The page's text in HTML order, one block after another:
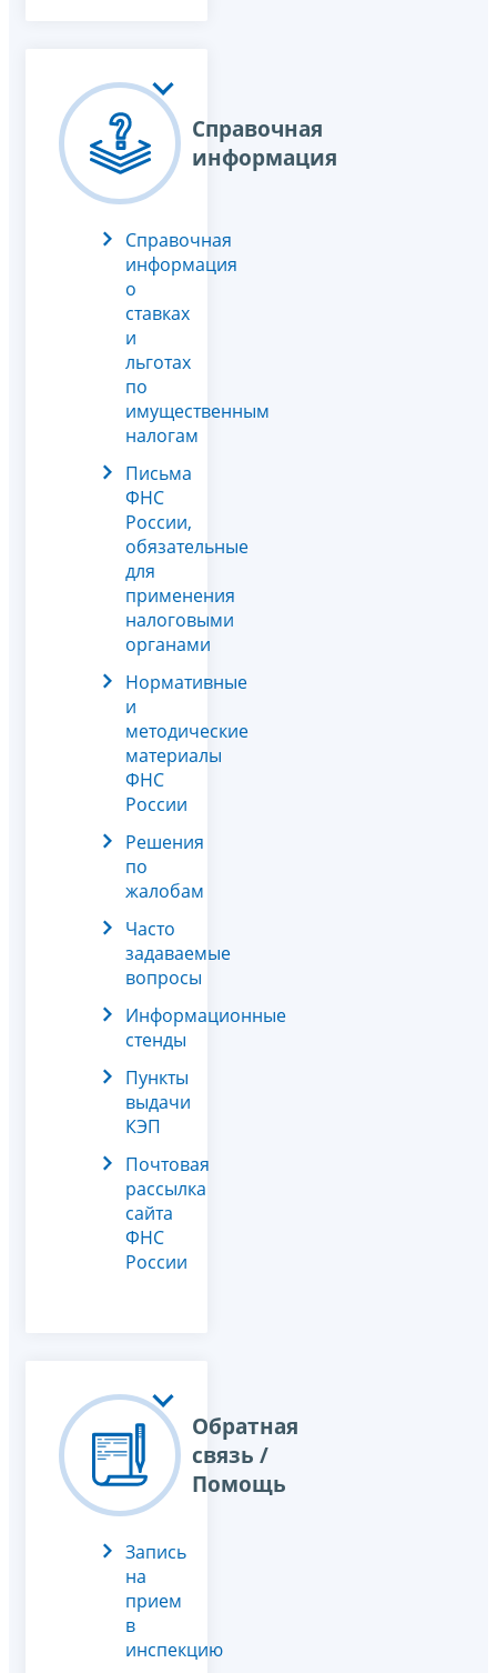
Справочная
информация
Справочная
информация
о
ставках
и
льготах
по
имущественным
налогам
Письма
ФНС
России,
обязательные
для
применения
налоговыми
органами
Нормативные
и
методические
материалы
ФНС
России
Решения
по
жалобам
Часто
задаваемые
вопросы
Информационные
стенды
Пункты
выдачи
КЭП
Почтовая
рассылка
сайта
ФНС
России
Обратная
связь /
Помощь
Запись
на
прием
в
инспекцию